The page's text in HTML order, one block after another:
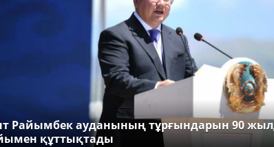
Райымбек ауданының тұрғындарын 90
құттықтады